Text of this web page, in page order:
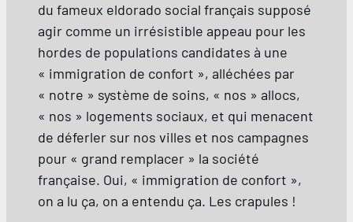
du fameux eldorado social français supposé
agir comme un irrésistible appeau pour les
hordes de populations candidates à une
« immigration de confort », alléchées par
« notre » système de soins, « nos » allocs,
« nos » logements sociaux, et qui menacent
de déferler sur nos villes et nos campagnes
pour « grand remplacer » la société
française. Oui, « immigration de confort »,
on a lu ça, on a entendu ça. Les crapules !